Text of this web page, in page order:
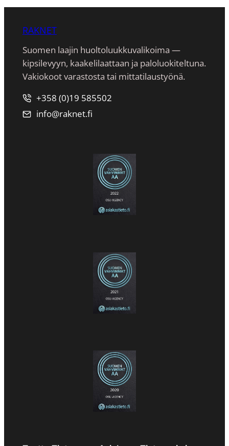
RAKNET
Suomen laajin huoltoluukkuvalikoima —
kipsilevyyn, kaakeli­laattaan ja paloluokiteltuna.
Vakiokoot varastosta tai mittatilaustyönä.
+358 (0)19 585502
info@raknet.fi